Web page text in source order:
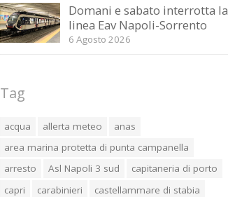
Domani e sabato interrotta la
linea Eav Napoli-Sorrento
6 Agosto 2026
Tag
acqua allerta meteo
anas
area marina protetta di punta campanella
arresto
Asl Napoli 3 sud
capitaneria di porto
capri
carabinieri
castellammare di stabia